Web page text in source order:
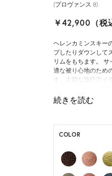
(プロヴァンス 8)
￥42,900（税
ヘレンカミンスキー
プしたりダウンして
リムをもちます。
適な被り心地のため
す。大切な旅行アイ
チがシームレスにほ
*本商品は生産時期
いずれの仕様も快適
であらかじめご了承
COLOR